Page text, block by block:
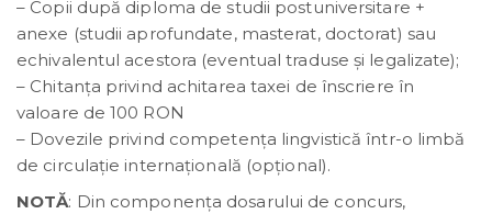
– Copii după diploma de studii postuniversitare +
anexe (studii aprofundate, masterat, doctorat) sau
echivalentul acestora (eventual traduse şi legalizate);
– Chitanţa privind achitarea taxei de înscriere în
valoare de 100 RON
– Dovezile privind competența lingvistică într-o limbă
de circulaţie internaţională (opţional).
NOTĂ: Din componenţa dosarului de concurs,